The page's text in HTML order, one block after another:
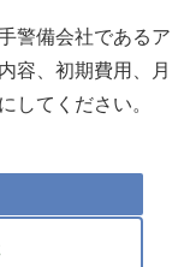
警備会社であるア
容、初期費用、月
してください。